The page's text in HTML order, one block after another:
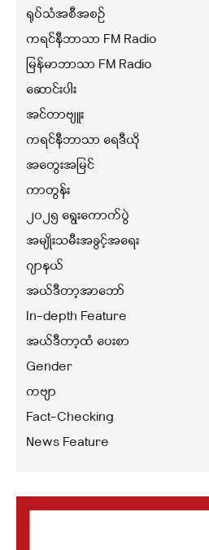
ရုပ်သံအစီအစဉ်
ကရင်နီဘာသာ FM Radio
မြန်မာဘာသာ FM Radio
ဆောင်းပါး
အင်တာဗျူး
ကရင်နီဘာသာ ရေဒီယို
အတွေးအမြင်
ကာတွန်း
၂၀၂၅ ရွေးကောက်ပွဲ
အမျိုးသမီးအခွင့်အရေး
ဂျာနယ်
အယ်ဒီတာ့အာဘော်
In-depth Feature
အယ်ဒီတာ့ထံ ပေးစာ
Gender
ကဗျာ
Fact-Checking
News Feature